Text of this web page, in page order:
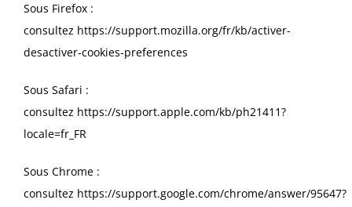
Sous Firefox :
consultez https://support.mozilla.org/fr/kb/activer-
desactiver-cookies-preferences
Sous Safari :
consultez https://support.apple.com/kb/ph21411?
locale=fr_FR
Sous Chrome :
consultez https://support.google.com/chrome/answer/95647?